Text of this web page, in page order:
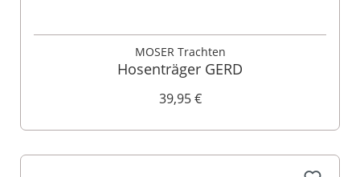
MOSER Trachten
Hosenträger GERD
39,95 €